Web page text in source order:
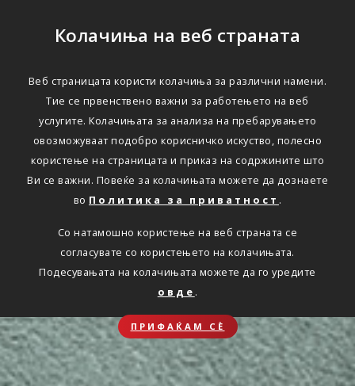
Колачиња на веб страната
Веб страницата користи колачиња за различни намени.
Тие се првенствено важни за работењето на веб
услугите. Колачињата за анализа на пребарувањето
овозможуваат подобро корисничко искуство, полесно
користење на страницата и приказ на содржините што
Ви се важни. Повеќе за колачињата можете да дознаете
во Политика за приватност .
Со натамошно користење на веб страната се
согласувате со користењето на колачињата.
Подесувањата на колачињата можете да го уредите
овде .
ПРИФАЌАМ СЀ